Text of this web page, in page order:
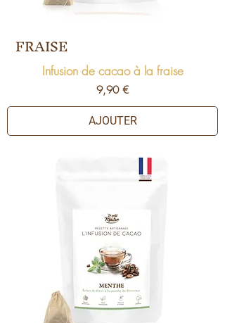
FRAISE
Infusion de cacao à la fraise
Prix
9,90 €
AJOUTER